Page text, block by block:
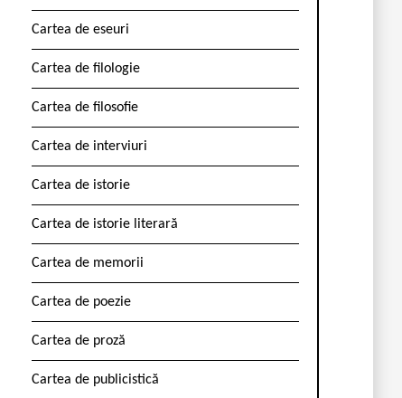
Cartea de eseuri
Cartea de filologie
Cartea de filosofie
Cartea de interviuri
Cartea de istorie
Cartea de istorie literară
Cartea de memorii
Cartea de poezie
Cartea de proză
Cartea de publicistică